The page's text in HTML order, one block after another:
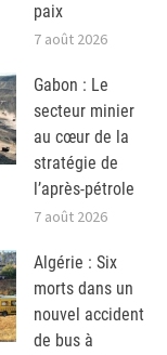
paix
7 août 2026
Gabon : Le
secteur minier
au cœur de la
stratégie de
l’après-pétrole
7 août 2026
Algérie : Six
morts dans un
nouvel accident
de bus à